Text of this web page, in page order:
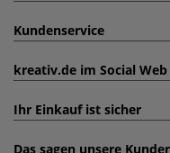
Kundenservice
kreativ.de im Social Web
Ihr Einkauf ist sicher
Das sagen unsere